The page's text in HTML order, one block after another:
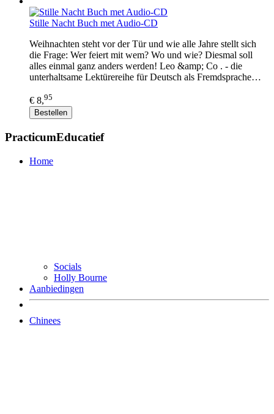
Stille Nacht Buch met Audio-CD
Weihnachten steht vor der Tür und wie alle Jahre stellt sich
die Frage: Wer feiert mit wem? Wo und wie? Diesmal soll
alles einmal ganz anders werden! Leo &amp; Co . - die
unterhaltsame Lektürereihe für Deutsch als Fremdsprache…
€ 8,95
Bestellen
PracticumEducatief
Home
Socials
Holly Bourne
Aanbiedingen
Chinees